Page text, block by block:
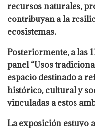
recursos naturales,
contribuyan a la
ecosistemas.
Posteriormente, a las
panel “Usos
espacio destinado a
histórico, cultural y
vinculadas a estos
La exposición estuvo